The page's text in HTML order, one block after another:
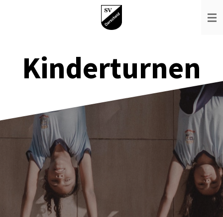
Kinderturnen